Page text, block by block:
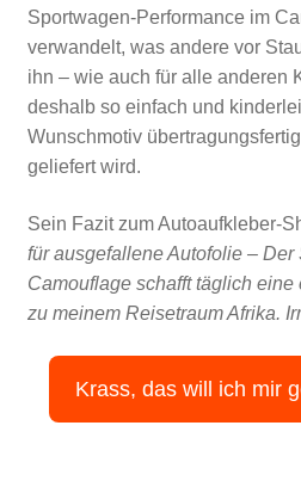
Sportwagen-Performance im
verwandelt, was andere vor
ihn – wie auch für alle anderen
deshalb so einfach und
Wunschmotiv
geliefert wird.
Sein Fazit zum Autoaufkleber-
für ausgefallene Autofolie – Der
Camouflage schafft täglich
zu meinem Reisetraum Afrika.
Krass, das will ich mir